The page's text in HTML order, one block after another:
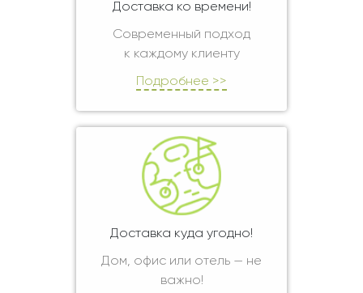
Доставка ко времени!
Современный подход
к каждому клиенту
Подробнее >>
Доставка куда угодно!
Дом, офис или отель — не
важно!